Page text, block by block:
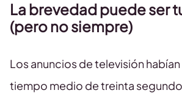
La brevedad puede ser
(pero no siempre)
Los anuncios de televisión
tiempo medio de treinta